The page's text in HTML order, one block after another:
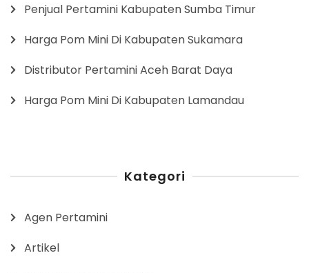
Penjual Pertamini Kabupaten Sumba Timur
Harga Pom Mini Di Kabupaten Sukamara
Distributor Pertamini Aceh Barat Daya
Harga Pom Mini Di Kabupaten Lamandau
Kategori
Agen Pertamini
Artikel